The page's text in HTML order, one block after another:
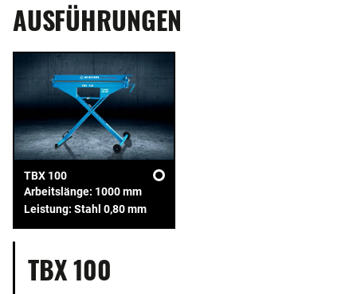
AUSFÜHRUNGEN
TBX 100
Arbeitslänge: 1000 mm
Leistung: Stahl 0,80 mm
TBX 100